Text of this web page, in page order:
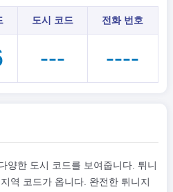
도시 코드 전화 번호
--- ----
양한 도시 코드를 보여줍니다. 튀니
역 코드가 옵니다. 완전한 튀니지